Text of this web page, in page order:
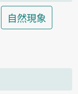
自然現象